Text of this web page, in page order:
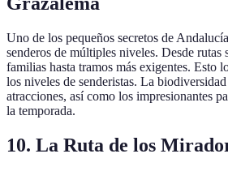
Uno de los pequeños secretos de
senderos de múltiples niveles. Desde rutas
familias hasta tramos más exigentes. Esto
los niveles de senderistas. La
atracciones, así como los impresionantes
la temporada.
10. La Ruta de los